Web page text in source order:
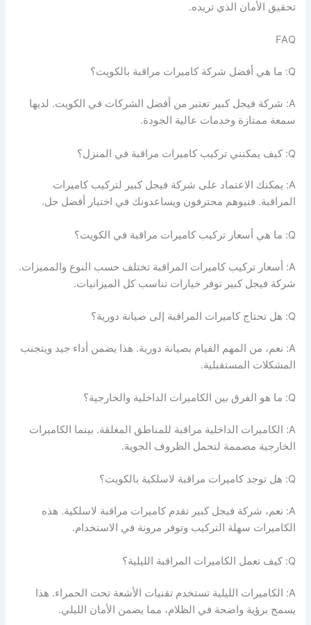
تحقيق الأمان الذي تريده.
FAQ
Q: ما هي أفضل شركة كاميرات مراقبة بالكويت؟
A: شركة فيجل كبير تعتبر من أفضل الشركات في الكويت. لديها
سمعة ممتازة وخدمات عالية الجودة.
Q: كيف يمكنني تركيب كاميرات مراقبة في المنزل؟
A: يمكنك الاعتماد على شركة فيجل كبير لتركيب كاميرات
المراقبة. فنيوهم محترفون ويساعدونك في اختيار أفضل حل.
Q: ما هي أسعار تركيب كاميرات مراقبة في الكويت؟
A: أسعار تركيب كاميرات المراقبة تختلف حسب النوع والمميزات.
شركة فيجل كبير توفر خيارات تناسب كل الميزانيات.
Q: هل تحتاج كاميرات المراقبة إلى صيانة دورية؟
A: نعم، من المهم القيام بصيانة دورية. هذا يضمن أداء جيد ويتجنب
المشكلات المستقبلية.
Q: ما هو الفرق بين الكاميرات الداخلية والخارجية؟
A: الكاميرات الداخلية مراقبة للمناطق المغلقة. بينما الكاميرات
الخارجية مصممة لتحمل الظروف الجوية.
Q: هل توجد كاميرات مراقبة لاسلكية بالكويت؟
A: نعم، شركة فيجل كبير تقدم كاميرات مراقبة لاسلكية. هذه
الكاميرات سهلة التركيب وتوفر مرونة في الاستخدام.
Q: كيف تعمل الكاميرات المراقبة الليلية؟
A: الكاميرات الليلية تستخدم تقنيات الأشعة تحت الحمراء. هذا
يسمح برؤية واضحة في الظلام، مما يضمن الأمان الليلي.